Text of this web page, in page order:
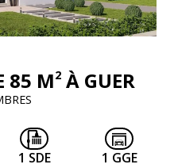
85 M2À GUER
1 SDE 1 GGE